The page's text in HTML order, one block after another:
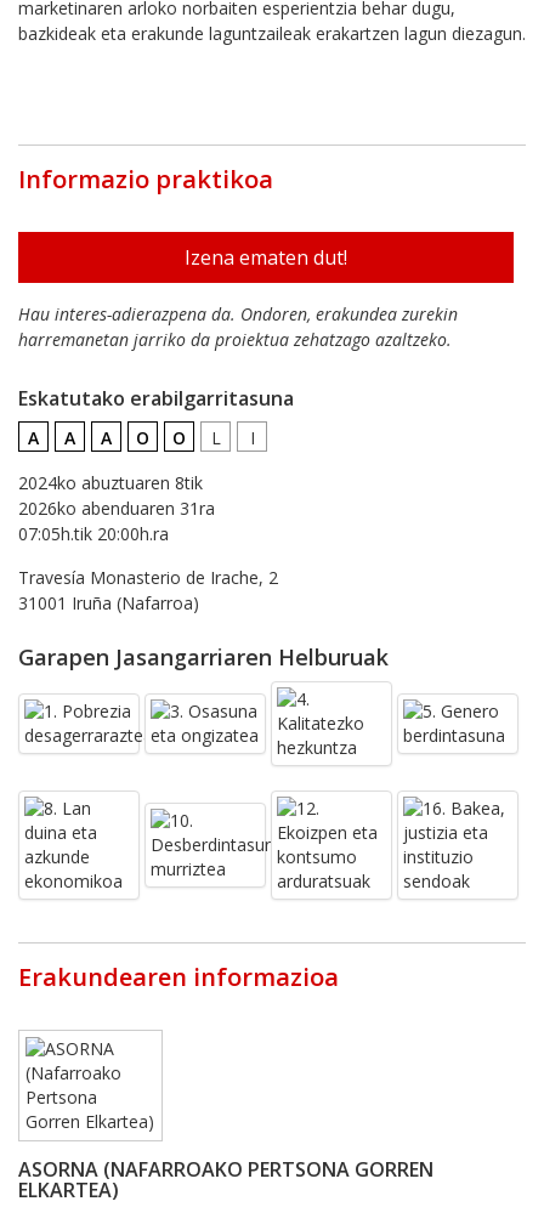
marketinaren arloko norbaiten esperientzia behar dugu,
bazkideak eta erakunde laguntzaileak erakartzen lagun diezagun.
Informazio praktikoa
Izena ematen dut!
Hau interes-adierazpena da. Ondoren, erakundea zurekin
harremanetan jarriko da proiektua zehatzago azaltzeko.
Eskatutako erabilgarritasuna
A A A O O L
I
2024ko abuztuaren 8tik
2026ko abenduaren 31ra
07:05h.tik 20:00h.ra
Travesía Monasterio de Irache, 2
31001 Iruña (Nafarroa)
Garapen Jasangarriaren Helburuak
Erakundearen informazioa
ASORNA (NAFARROAKO PERTSONA GORREN
ELKARTEA)